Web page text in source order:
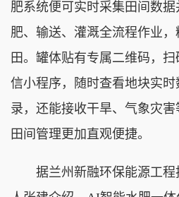
肥系统便可实时采集田间数
肥、输送、灌溉全流程作业
田。罐体贴有专属二维码，
信小程序，随时查看地块实
录，还能接收干旱、气象灾
田间管理更加直观便捷。
据兰州新融环保能源工程